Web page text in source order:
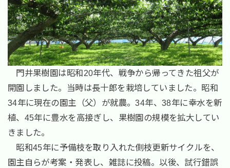
門井果樹園は昭和20年代、戦争から帰ってきた祖父が
開園しました。当時は長十郎を栽培していました。昭和
34年に現在の園主（父）が就農。34年、38年に幸水を新
植、45年に豊水を高接ぎし、果樹園の規模を拡大してい
きました。
昭和45年に予備枝を取り入れた側枝更新サイクルを、
園主自らが考案・発表し、雑誌に投稿。以後、試行錯誤